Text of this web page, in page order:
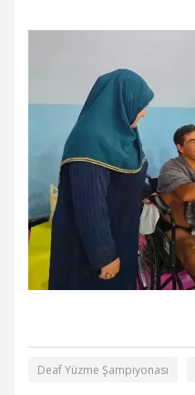
Deaf Yüzme Şampiyonası